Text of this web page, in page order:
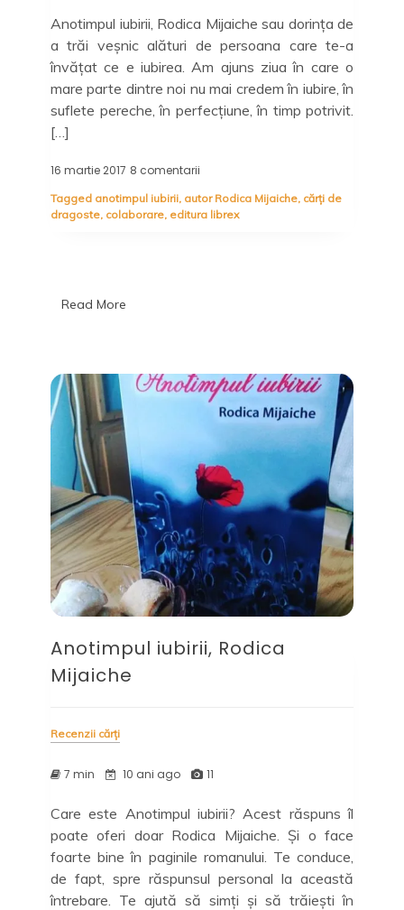
Anotimpul iubirii, Rodica Mijaiche sau dorința de
a trăi veșnic alături de persoana care te-a
învățat ce e iubirea. Am ajuns ziua în care o
mare parte dintre noi nu mai credem în iubire, în
suflete pereche, în perfecțiune, în timp potrivit.
[…]
16 martie 2017 8 comentarii
iubirii,
Rodica
Tagged anotimpul iubirii, autor Rodica Mijaiche, cărți de
dragoste, colaborare, editura librex
Read More
Anotimpul iubirii, Rodica
Mijaiche
Recenzii cărți
7 min 10 ani ago 11
Care este Anotimpul iubirii? Acest răspuns îl
poate oferi doar Rodica Mijaiche. Și o face
foarte bine în paginile romanului. Te conduce,
de fapt, spre răspunsul personal la această
întrebare. Te ajută să simți și să trăiești în